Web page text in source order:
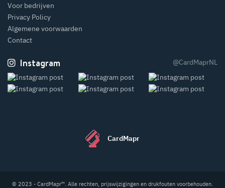
Voor bedrijven
Privacy Policy
Algemene voorwaarden
Contact
Instagram @CardMaprNL
CardMapr
© 2023 - CardMapr™. Alle rechten, prijswijzigingen en drukfouten voorbehouden.